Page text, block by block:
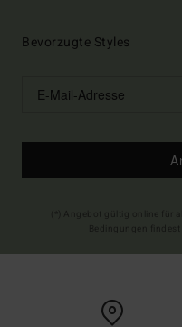
Bevorzugte Styles